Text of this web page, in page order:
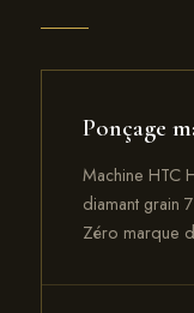
Ponçage
Machine HTC
diamant
Zéro marque